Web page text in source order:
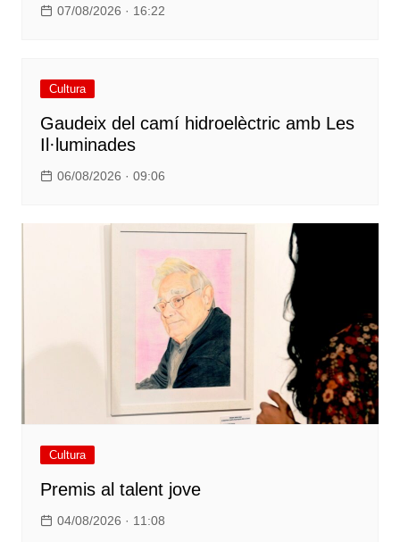
07/08/2026 · 16:22
Cultura
Gaudeix del camí hidroelèctric amb Les
Il·luminades
06/08/2026 · 09:06
Cultura
Premis al talent jove
04/08/2026 · 11:08